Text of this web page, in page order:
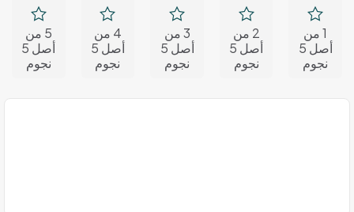
1 من
أصل 5
نجوم
2 من
أصل 5
نجوم
3 من
أصل 5
نجوم
4 من
أصل 5
نجوم
5 من
أصل 5
نجوم